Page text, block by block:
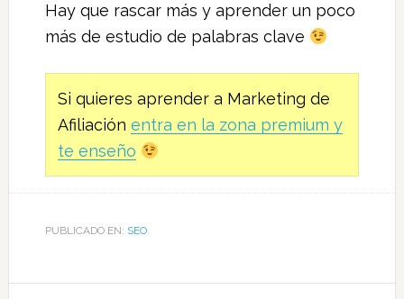
Hay que rascar más y aprender un poco
más de estudio de palabras clave
Si quieres aprender a Marketing de
Afiliación entra en la zona premium y
te enseño
PUBLICADO EN: SEO